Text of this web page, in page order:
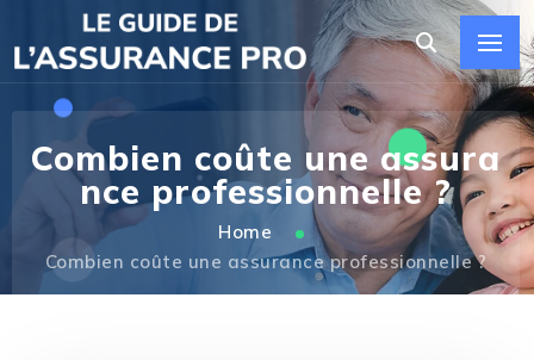
Combien coûte une assura
nce professionnelle ?
Home
Combien coûte une assurance professionnelle ?